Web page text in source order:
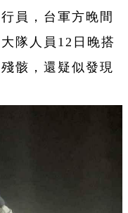
員，台軍方晚間
隊人員12日晚搭
骸，還疑似發現